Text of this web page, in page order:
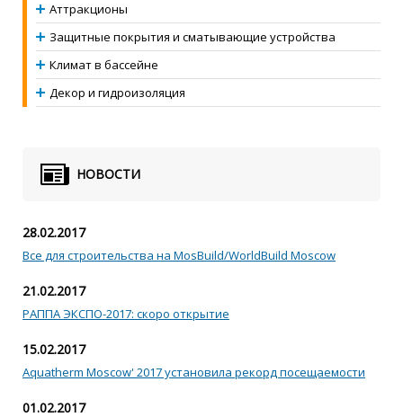
Аттракционы
Защитные покрытия и сматывающие устройства
Климат в бассейне
Декор и гидроизоляция
НОВОСТИ
28.02.2017
Все для строительства на MosBuild/WorldBuild Moscow
21.02.2017
РАППА ЭКСПО-2017: скоро открытие
15.02.2017
Aquatherm Moscow' 2017 установила рекорд посещаемости
01.02.2017